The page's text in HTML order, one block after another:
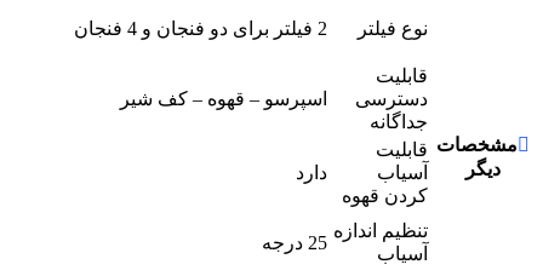
مشخصات
دیگر
نوع فیلتر 2 فیلتر برای دو فنجان و 4 فنجان
قابلیت
دسترسی
جداگانه
اسپرسو – قهوه – کف شیر
قابلیت
آسیاب
کردن قهوه
دارد
تنظیم اندازه
آسیاب
25 درجه